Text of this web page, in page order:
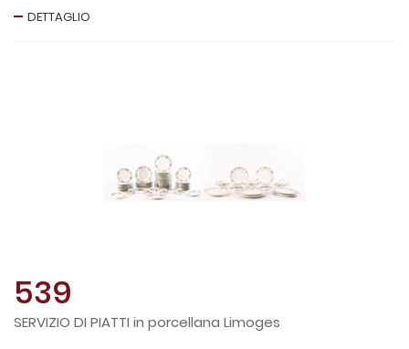
DETTAGLIO
539
SERVIZIO DI PIATTI in porcellana Limoges